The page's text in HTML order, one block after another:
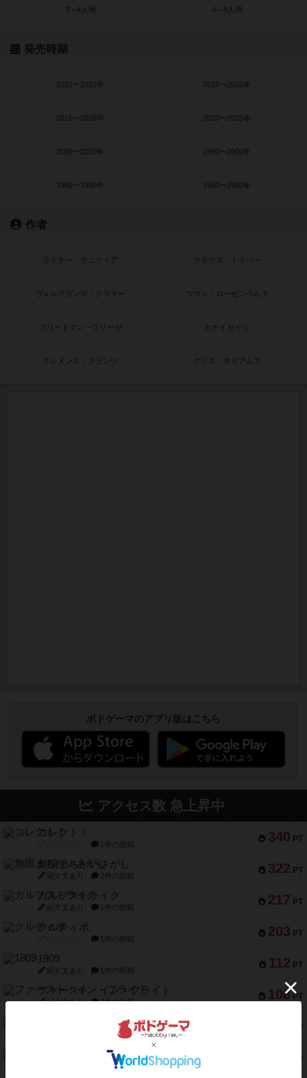
3～4人用 4～8人用
発売時期
2021〜2022年 2019〜2020年
2016〜2018年 2010〜2015年
2000〜2010年 1990〜2000年
1980〜1990年 1950〜1980年
作者
ライナー・クニツィア クラウス・トイバー
ヴォルフガング・クラマー ウヴェ・ローゼンベルク
フリードマン・フリーゼ カナイセイジ
クレメンス・フランツ クリス・キリアムス
ボドゲーマのアプリ版はこちら
アクセス数 急上昇中
340 PT
コレクト！
1件の投稿
322 PT
無限まちがいさがし
紹介文あり 2件の投稿
217 PT
ガルフストライク
紹介文あり 1件の投稿
203 PT
クルティボ
1件の投稿
112 PT
1809
紹介文あり 1件の投稿
108 PT
ファースト・イン・フライト
紹介文あり 3件の投稿
PT
モズビ－ズ・レイダ－ズ
1件の投稿
PT
テンプテーション
2件の投稿